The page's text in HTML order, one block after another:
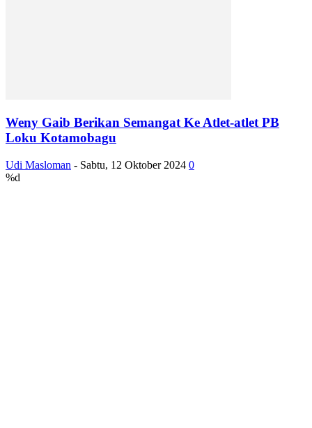
Weny Gaib Berikan Semangat Ke Atlet-atlet PB
Loku Kotamobagu
Udi Masloman - Sabtu, 12 Oktober 2024 0
%d